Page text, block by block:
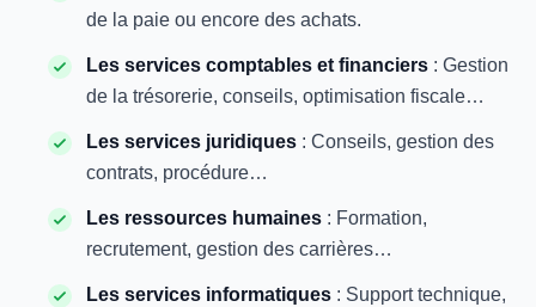
de la paie ou encore des achats.
Les services comptables et financiers : Gestion
de la trésorerie, conseils, optimisation fiscale…
Les services juridiques : Conseils, gestion des
contrats, procédure…
Les ressources humaines : Formation,
recrutement, gestion des carrières…
Les services informatiques : Support technique,